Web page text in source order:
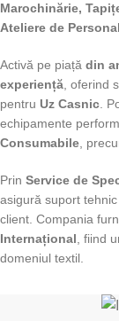
Marochinărie,
Ateliere de
Activă pe piață din
experiență , oferind
pentru Uz Casnic .
echipamente
Consumabile ,
Prin Service de
asigură suport
client. Compania
Internațional , fiind
domeniul textil.